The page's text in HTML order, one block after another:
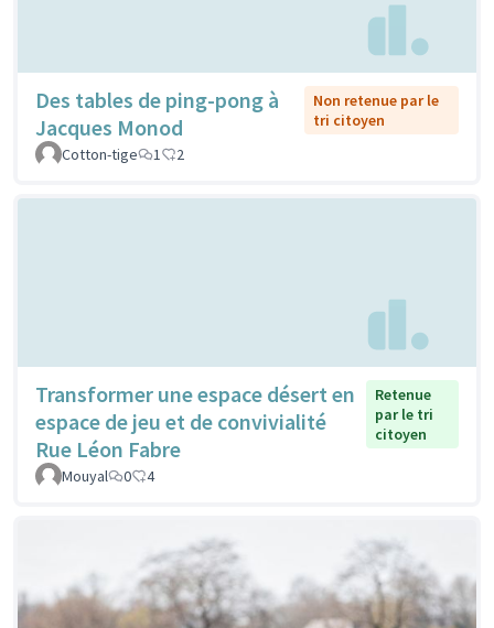
Des tables de ping-pong à
Jacques Monod
Non retenue par le
tri citoyen
Cotton-tige
1 2
Transformer une espace désert en
espace de jeu et de convivialité
Rue Léon Fabre
Retenue
par le tri
citoyen
Mouyal 0 4